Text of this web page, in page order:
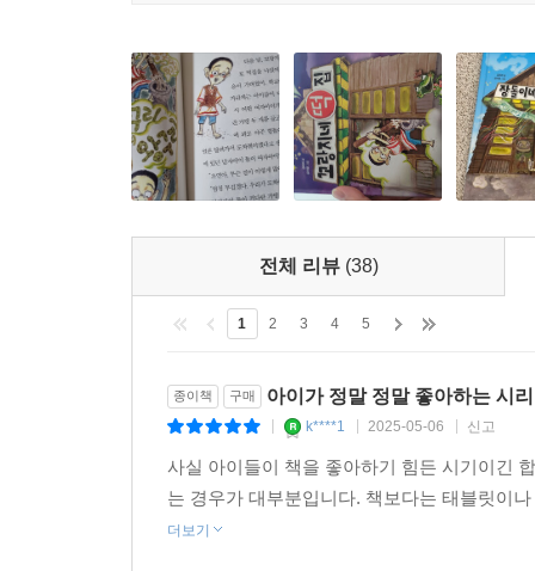
전체 리뷰 (38)
1 2 3 4 5
종이책 구매 아이가 정말 정말 좋아하는 시
k****1 2025-05-06 신고
사실 아이들이 책을 좋아하기 힘든 시기이긴
는 경우가 대부분입니다. 책보다는 태블릿이
더보기